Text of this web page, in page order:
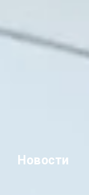
Новости